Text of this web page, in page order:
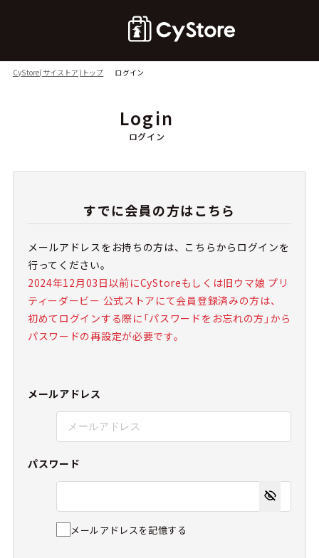
CyStore(サイストア)トップ ログイン
ログイン
Login
すでに会員の方はこちら
メールアドレスをお持ちの方は、こちらからログインを
行ってください。
2024年12月03日以前にCyStoreもしくは旧ウマ娘 プリ
ティーダービー 公式ストアにて会員登録済みの方は、
初めてログインする際に「パスワードをお忘れの方」から
パスワードの再設定が必要です。
メールアドレス
パスワード
メールアドレスを記憶する